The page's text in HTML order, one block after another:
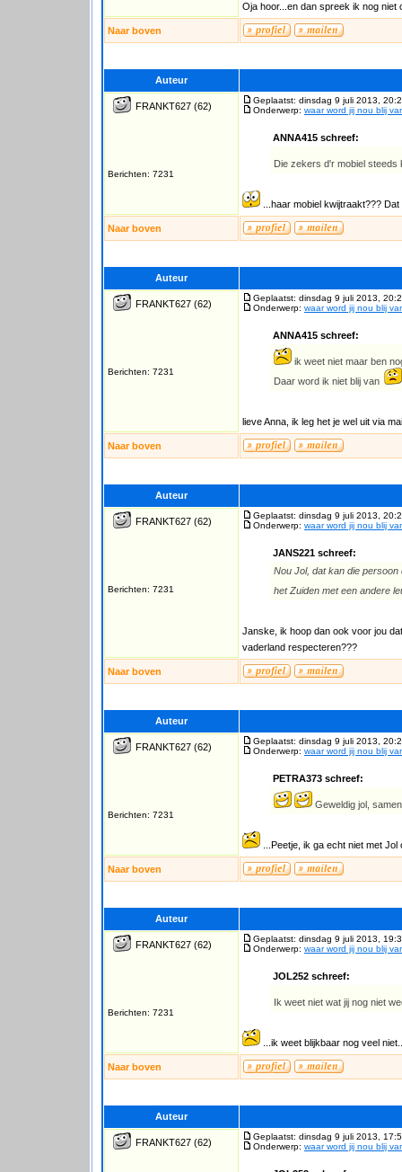
Oja hoor...en dan spreek ik nog
Naar boven
Auteur
FRANKT627 (62)
Berichten: 7231
Geplaatst: dinsdag 9 juli 2013,
Onderwerp: waar word jij nou blij
ANNA415 schreef:
Die zekers d'r mobiel
...haar mobiel kwijtraakt???
Naar boven
Auteur
FRANKT627 (62)
Berichten: 7231
Geplaatst: dinsdag 9 juli 2013,
Onderwerp: waar word jij nou blij
ANNA415 schreef:
ik weet niet maar ben
Daar word ik niet blij van
lieve Anna, ik leg het je wel uit via
Naar boven
Auteur
FRANKT627 (62)
Berichten: 7231
Geplaatst: dinsdag 9 juli 2013,
Onderwerp: waar word jij nou blij
JANS221 schreef:
Nou Jol, dat kan die
het Zuiden met een andere
Janske, ik hoop dan ook voor jou
vaderland respecteren???
Naar boven
Auteur
FRANKT627 (62)
Berichten: 7231
Geplaatst: dinsdag 9 juli 2013,
Onderwerp: waar word jij nou blij
PETRA373 schreef:
Geweldig jol,
...Peetje, ik ga echt niet met
Naar boven
Auteur
FRANKT627 (62)
Berichten: 7231
Geplaatst: dinsdag 9 juli 2013,
Onderwerp: waar word jij nou blij
JOL252 schreef:
Ik weet niet wat jij nog niet
...ik weet blijkbaar nog veel
Naar boven
Auteur
FRANKT627 (62)
Geplaatst: dinsdag 9 juli 2013,
Onderwerp: waar word jij nou blij